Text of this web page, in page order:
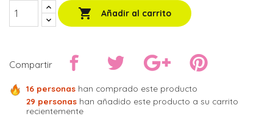
 Añadir al carrito
Compartir
16 personas han comprado este producto
29 personas han añadido este producto a su carrito
recientemente